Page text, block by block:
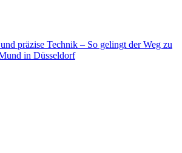
präzise Technik – So gelingt der Weg zu
in Düsseldorf